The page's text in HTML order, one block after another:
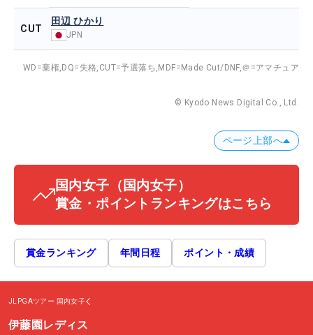
CUT
田辺 ひかり
JPN
WD=棄権, DQ=失格, CUT=予選落ち, MDF=Made Cut/DNF,＠=アマチュア
© Kyodo News Digital Co., Ltd.
ページ上部へ
国内女子 （国内女子）
賞金・ポイントランキングはこちら
賞金ランキング 年間日程 ポイント・成績
JLPGAツアー 国内女子
伊藤園レディス